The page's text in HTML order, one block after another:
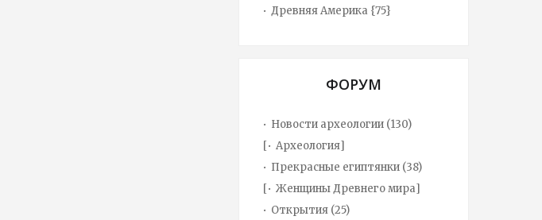
Древняя Америка {75}
ФОРУМ
Новости археологии (130)
[
Археология]
Прекрасные египтянки (38)
[
Женщины Древнего мира]
Открытия (25)